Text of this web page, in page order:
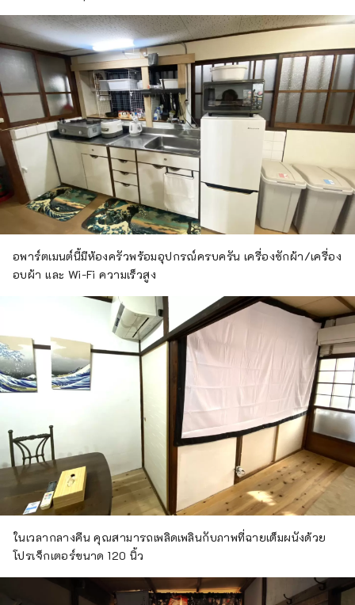
อพาร์ตเมนต์นี้มีห้องครัวพร้อมอุปกรณ์ครบครัน เครื่องซักผ้า/เครื่อง
อบผ้า และ Wi-Fi ความเร็วสูง
ในเวลากลางคืน คุณสามารถเพลิดเพลินกับภาพที่ฉายเต็มผนังด้วย
โปรเจ็กเตอร์ขนาด 120 นิ้ว